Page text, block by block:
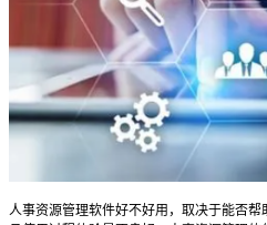
人事资源管理软件好不好用，取决于能否